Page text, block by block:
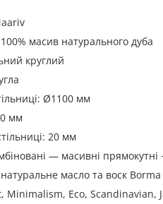
масив натурального дуба
круглий
Ø1100 мм
мм
20 мм
— масивні прямокутні
масло та воск Borma
Minimalism, Eco, Scandinavian,